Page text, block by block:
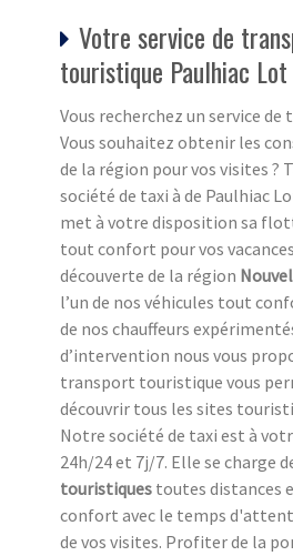
Votre service de
touristique Paulhiac
Vous recherchez un service de
Vous souhaitez obtenir les
de la région pour vos visites ?
société de taxi à de Paulhiac
met à votre disposition sa
tout confort pour vos
découverte de la région
l’un de nos véhicules tout
de nos chauffeurs
d’intervention nous vous
transport touristique vous
découvrir tous les sites
Notre société de taxi est à
24h/24 et 7j/7. Elle se charge
touristiques toutes distances
confort avec le temps
de vos visites. Profiter de la